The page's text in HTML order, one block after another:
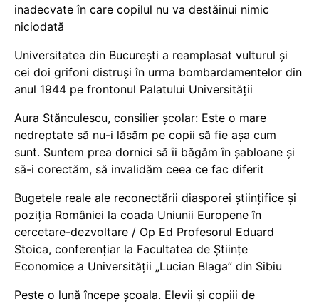
inadecvate în care copilul nu va destăinui nimic
niciodată
Universitatea din București a reamplasat vulturul și
cei doi grifoni distruși în urma bombardamentelor din
anul 1944 pe frontonul Palatului Universității
Aura Stănculescu, consilier școlar: Este o mare
nedreptate să nu-i lăsăm pe copii să fie așa cum
sunt. Suntem prea dornici să îi băgăm în șabloane și
să-i corectăm, să invalidăm ceea ce fac diferit
Bugetele reale ale reconectării diasporei științifice și
poziția României la coada Uniunii Europene în
cercetare-dezvoltare / Op Ed Profesorul Eduard
Stoica, conferențiar la Facultatea de Științe
Economice a Universității „Lucian Blaga” din Sibiu
Peste o lună începe școala. Elevii și copiii de